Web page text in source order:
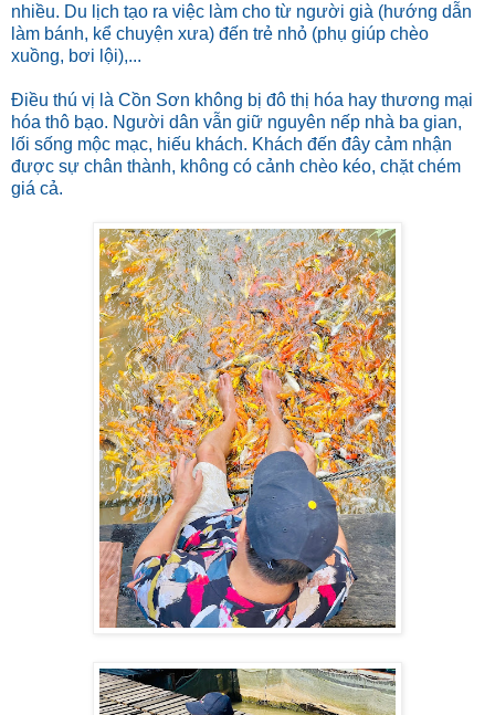
nhiều. Du lịch tạo ra việc làm cho từ người già (hướng dẫn
làm bánh, kể chuyện xưa) đến trẻ nhỏ (phụ giúp chèo
xuồng, bơi lội),...
Điều thú vị là Cồn Sơn không bị đô thị hóa hay thương mại
hóa thô bạo. Người dân vẫn giữ nguyên nếp nhà ba gian,
lối sống mộc mạc, hiếu khách. Khách đến đây cảm nhận
được sự chân thành, không có cảnh chèo kéo, chặt chém
giá cả.